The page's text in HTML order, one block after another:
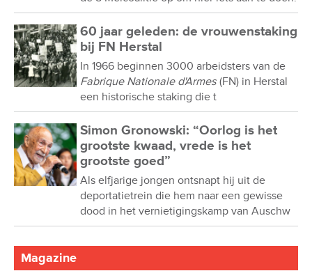
60 jaar geleden: de vrouwenstaking
bij FN Herstal
In 1966 beginnen 3000 arbeidsters van de
Fabrique Nationale d'Armes (FN) in Herstal
een historische staking die t
Simon Gronowski: “Oorlog is het
grootste kwaad, vrede is het
grootste goed”
Als elfjarige jongen ontsnapt hij uit de
deportatietrein die hem naar een gewisse
dood in het vernietigingskamp van Auschw
Magazine